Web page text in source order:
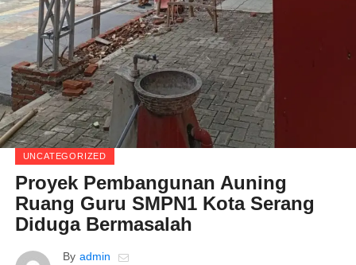
UNCATEGORIZED
Proyek Pembangunan Auning
Ruang Guru SMPN1 Kota Serang
Diduga Bermasalah
By admin